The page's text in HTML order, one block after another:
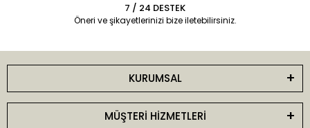
7 / 24 DESTEK
Öneri ve şikayetlerinizi bize iletebilirsiniz.
KURUMSAL
MÜŞTERİ HİZMETLERİ